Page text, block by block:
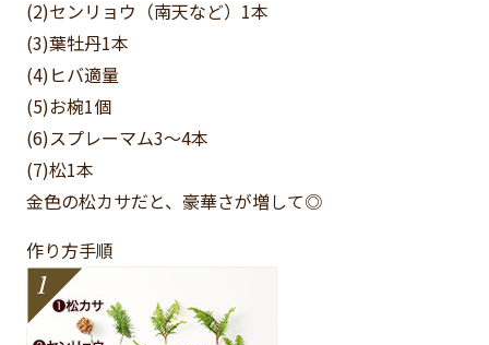
(2)センリョウ（南天など） 1本
(3)葉牡丹1本
(4)ヒバ適量
(5)お椀1個
(6)スプレーマム3～4本
(7)松1本
金色の松カサだと、豪華さが増して◎
作り方手順